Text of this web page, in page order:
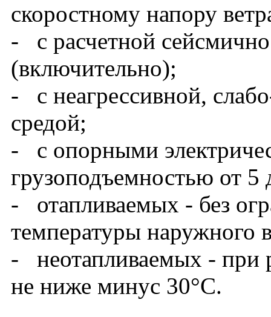
скоростному напору
- с расчетной
(включительно);
- с неагрессивной,
средой;
- с опорными
грузоподъемностью от 5
- отапливаемых - без
температуры наружного
- неотапливаемых - при
не ниже минус 30°С.